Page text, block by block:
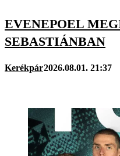
EVENEPOEL
SEBASTIÁNBAN
Kerékpár2026.08.01. 21:37